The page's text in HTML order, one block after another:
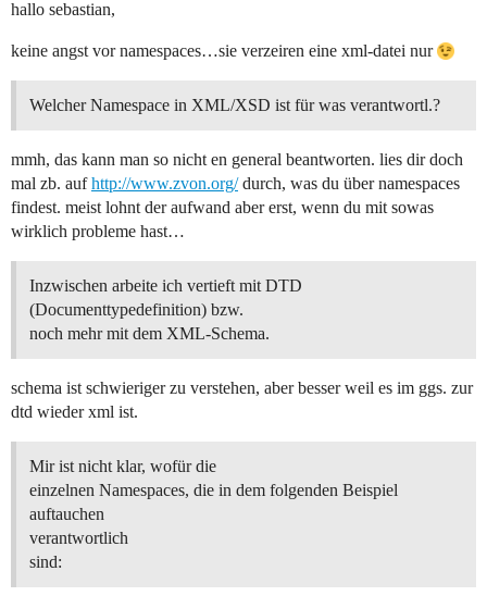
hallo sebastian,
keine angst vor namespaces…sie verzeiren eine xml-datei nur
Welcher Namespace in XML/XSD ist für was verantwortl.?
mmh, das kann man so nicht en general beantworten. lies dir doch
mal zb. aufhttp://www.zvon.org/durch, was du über namespaces
findest. meist lohnt der aufwand aber erst, wenn du mit sowas
wirklich probleme hast…
Inzwischen arbeite ich vertieft mit DTD
(Documenttypedefinition) bzw.
noch mehr mit dem XML-Schema.
schema ist schwieriger zu verstehen, aber besser weil es im ggs. zur
dtd wieder xml ist.
Mir ist nicht klar, wofür die
einzelnen Namespaces, die in dem folgenden Beispiel
auftauchen
verantwortlich
sind: